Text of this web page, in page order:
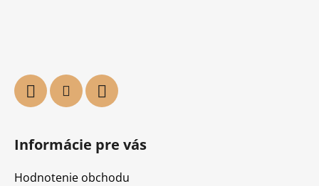
Informácie pre vás
Hodnotenie obchodu